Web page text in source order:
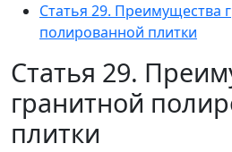
Статья 29. Преимущества
полированной плитки
Статья 29.
гранитной
плитки